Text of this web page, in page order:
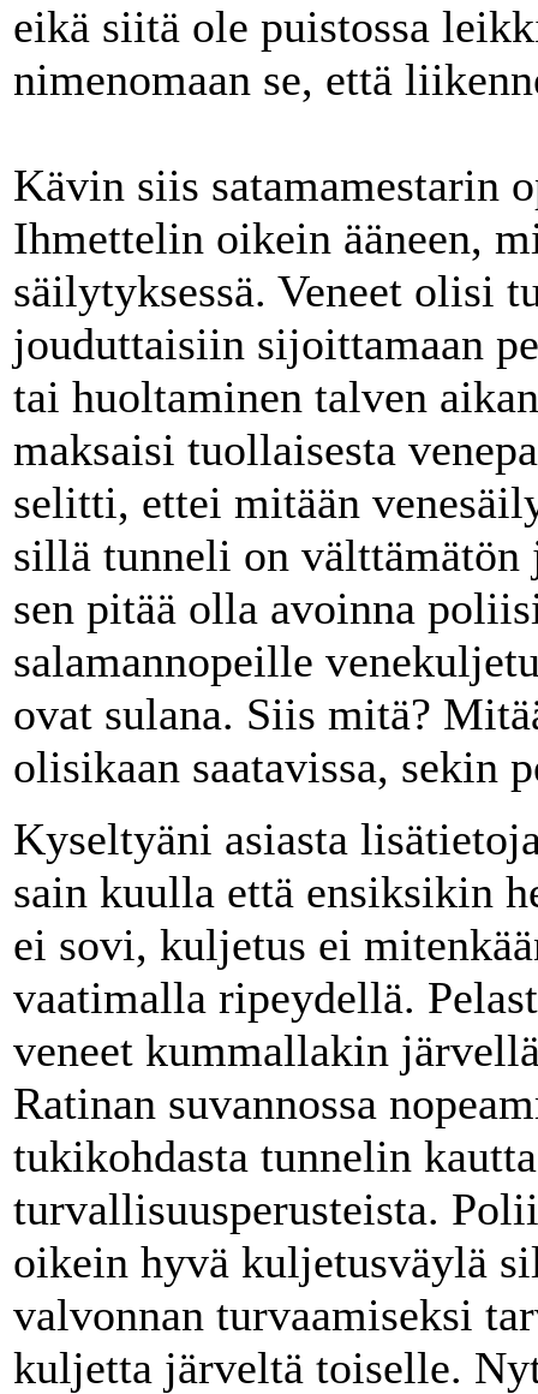
eikä siitä ole puistossa
nimenomaan se, että
Kävin siis satamamestarin
Ihmettelin oikein ääneen,
säilytyksessä. Veneet olisi
jouduttaisiin sijoittamaan
tai huoltaminen talven
maksaisi tuollaisesta
selitti, ettei mitään
sillä tunneli on
sen pitää olla avoinna
salamannopeille
ovat sulana. Siis mitä?
olisikaan saatavissa, sekin
Kyseltyäni asiasta
sain kuulla että ensiksikin
ei sovi, kuljetus ei
vaatimalla ripeydellä.
veneet kummallakin
Ratinan suvannossa
tukikohdasta tunnelin
turvallisuusperusteista.
oikein hyvä kuljetusväylä
valvonnan turvaamiseksi
kuljetta järveltä toiselle.